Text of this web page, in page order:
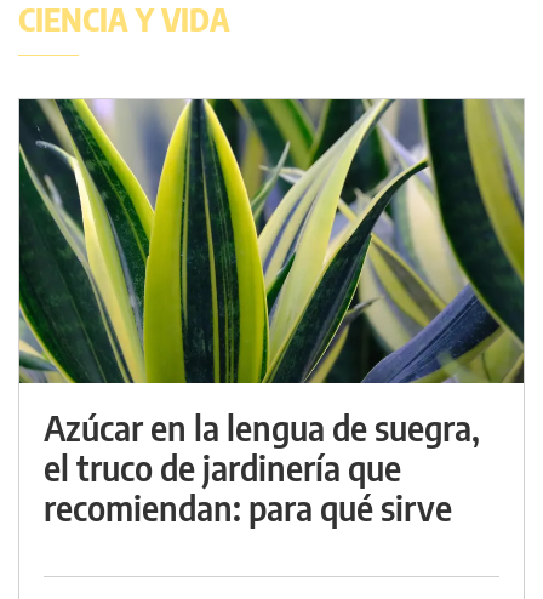
CIENCIA Y VIDA
Azúcar en la lengua de suegra,
el truco de jardinería que
recomiendan: para qué sirve